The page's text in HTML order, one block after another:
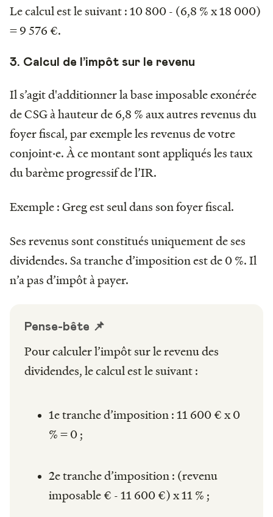
Le calcul est le suivant : 10 800 - (6,8 % x 18 000)
= 9 576 €.
3. Calcul de l’impôt sur le revenu
Il s’agit d'additionner la base imposable exonérée
de CSG à hauteur de 6,8 % aux autres revenus du
foyer fiscal, par exemple les revenus de votre
conjoint‧e. À ce montant sont appliqués les taux
du barème progressif de l’IR.
Exemple : Greg est seul dans son foyer fiscal.
Ses revenus sont constitués uniquement de ses
dividendes. Sa tranche d’imposition est de 0 %. Il
n’a pas d’impôt à payer.
Pense-bête 📌
Pour calculer l’impôt sur le revenu des
dividendes, le calcul est le suivant :
1e tranche d’imposition : 11 600 € x 0
% = 0 ;
2e tranche d’imposition : (revenu
imposable € - 11 600 €) x 11 % ;